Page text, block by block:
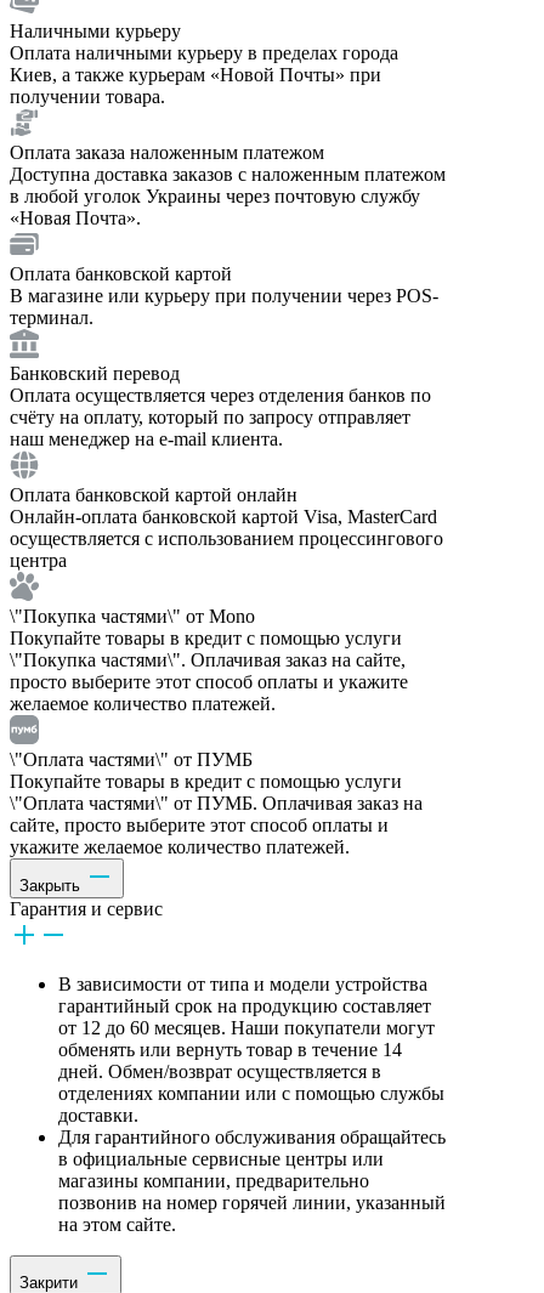
Наличными курьеру
Оплата наличными курьеру в пределах города
Киев, а также курьерам «Новой Почты» при
получении товара.
Оплата заказа наложенным платежом
Доступна доставка заказов с наложенным платежом
в любой уголок Украины через почтовую службу
«Новая Почта».
Оплата банковской картой
В магазине или курьеру при получении через POS-
терминал.
Банковский перевод
Оплата осуществляется через отделения банков по
счёту на оплату, который по запросу отправляет
наш менеджер на e-mail клиента.
Оплата банковской картой онлайн
Онлайн-оплата банковской картой Visa, MasterCard
осуществляется с использованием процессингового
центра
\"Покупка частями\" от Mono
Покупайте товары в кредит с помощью услуги
\"Покупка частями\". Оплачивая заказ на сайте,
просто выберите этот способ оплаты и укажите
желаемое количество платежей.
\"Оплата частями\" от ПУМБ
Покупайте товары в кредит с помощью услуги
\"Оплата частями\" от ПУМБ. Оплачивая заказ на
сайте, просто выберите этот способ оплаты и
укажите желаемое количество платежей.
Закрыть
Гарантия и сервис
В зависимости от типа и модели устройства
гарантийный срок на продукцию составляет
от 12 до 60 месяцев. Наши покупатели могут
обменять или вернуть товар в течение 14
дней. Обмен/возврат осуществляется в
отделениях компании или с помощью службы
доставки.
Для гарантийного обслуживания обращайтесь
в официальные сервисные центры или
магазины компании, предварительно
позвонив на номер горячей линии, указанный
на этом сайте.
Закрити